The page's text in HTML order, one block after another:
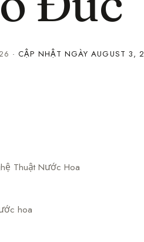
· CẬP NHẬT NGÀYAUGUST 3,
Thuật Nước Hoa
hoa